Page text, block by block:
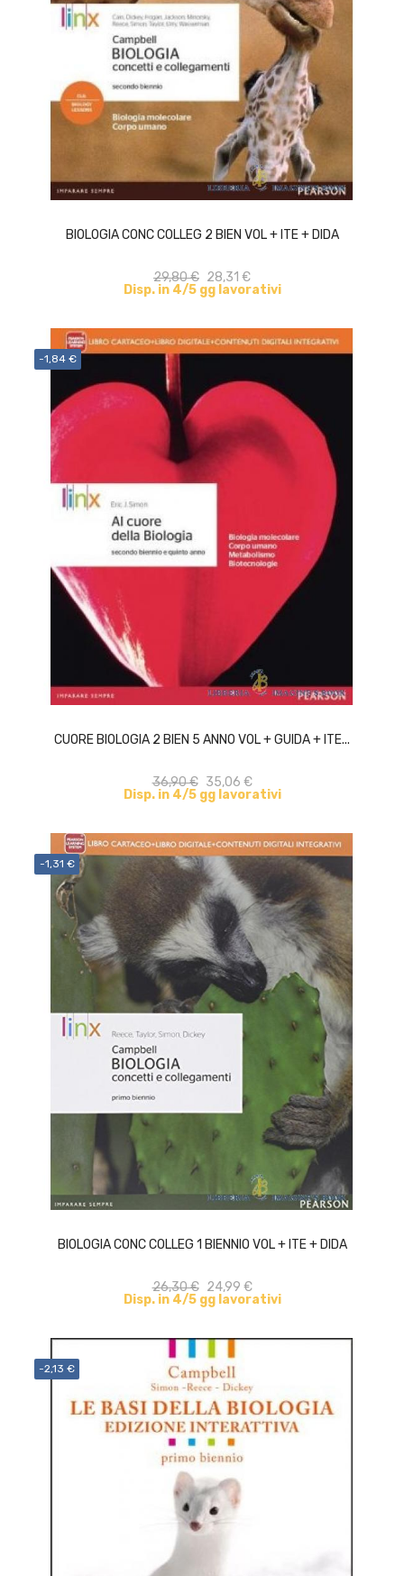
BIOLOGIA CONC COLLEG 2 BIEN VOL + ITE + DIDA
29,80 € 28,31 €
Disp. in 4/5 gg lavorativi
ACQUISTA
-1,84 €
CUORE BIOLOGIA 2 BIEN 5 ANNO VOL + GUIDA + ITE...
36,90 € 35,06 €
Disp. in 4/5 gg lavorativi
ACQUISTA
-1,31 €
BIOLOGIA CONC COLLEG 1 BIENNIO VOL + ITE + DIDA
26,30 € 24,99 €
Disp. in 4/5 gg lavorativi
ACQUISTA
-2,13 €